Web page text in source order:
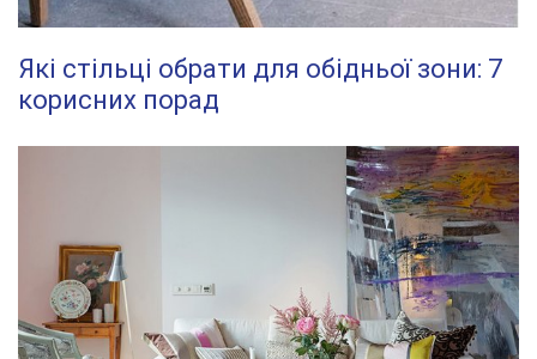
Які стільці обрати для обідньої зони: 7
корисних порад